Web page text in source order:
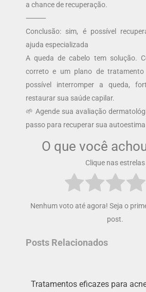
a chance de recuperação.
⸻
Conclusão: sim, é possível
ajuda especializada
A queda de cabelo tem solução.
correto e um plano de tratamento
possível interromper a queda,
restaurar sua saúde capilar.
🌱 Agende sua avaliação
passo para recuperar sua autoestima
O que você
Clique nas estrelas
Nenhum voto até agora! Seja o
post.
Posts Relacionados
Tratamentos eficazes para